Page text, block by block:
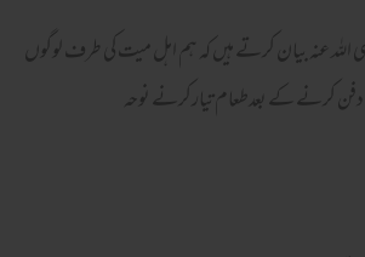
اللہ عنہ بیان کرتے ہیں کہ ہم اہل میت کی طرف لوگوں
کرنے کے بعدطعام تیارکرنے نوحہ